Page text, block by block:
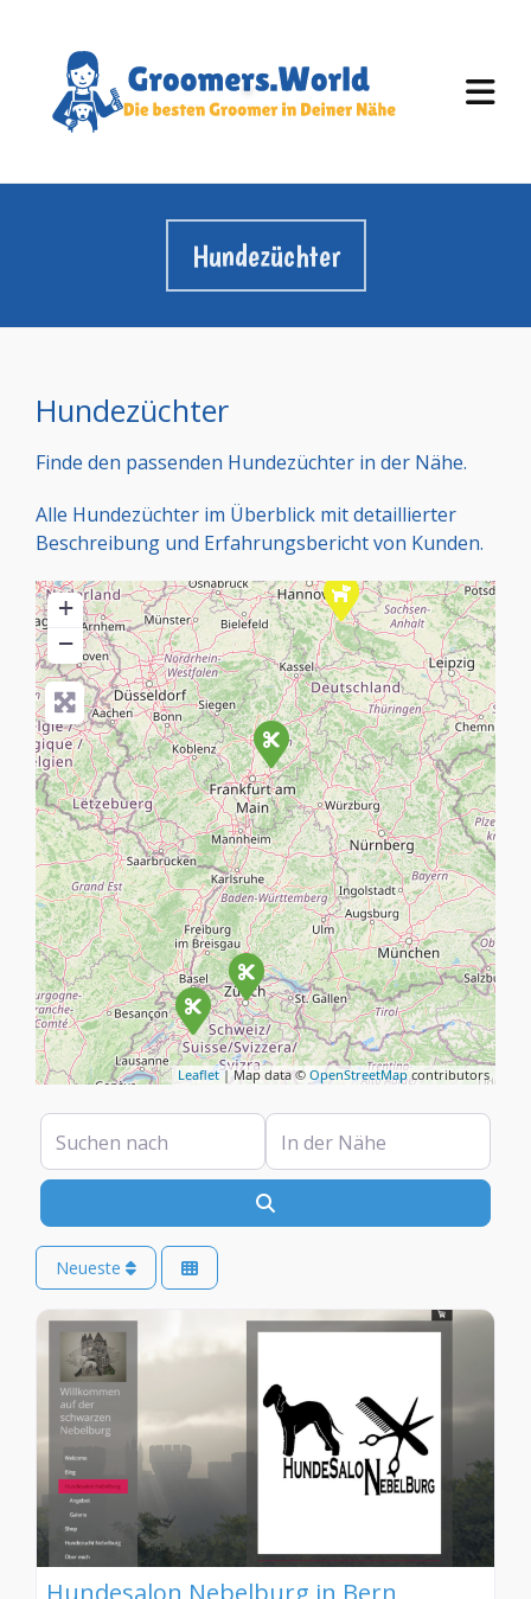
Hundezüchter
Hundezüchter
Finde den passenden Hundezüchter in der Nähe.
Alle Hundezüchter im Überblick mit detaillierter
Beschreibung und Erfahrungsbericht von Kunden.
+
−
Leaflet| Map data © OpenStreetMapcontributors
Suchen nach In der Nähe
Neueste
Hundesalon Nebelburg in Bern